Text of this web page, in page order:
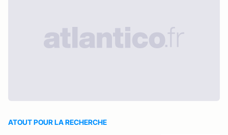
ATOUT POUR LA RECHERCHE